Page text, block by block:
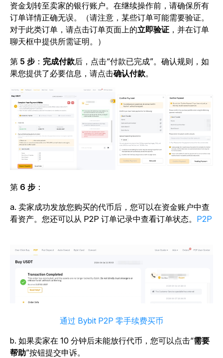
资金划转至卖家的银行账户。在继续操作前，请确保所有
订单详情正确无误。（请注意，某些订单可能需要验证。
对于此类订单，请点击订单页面上的立即验证 ，并在订单
聊天框中提供所需证明。）
第 5 步 ： 完成付款后，点击“付款已完成”。确认规则，如
果您提供了必要信息，请点击确认付款。
第 6 步 ：
a. 卖家成功发放您购买的代币后，您可以在资金账户中查
看资产。 您还可以从 P2P 订单记录中查看订单状态。 P2P
通过 Bybit P2P 零手续费买币
b. 如果卖家在 10 分钟后未能放行代币，您可以点击“需要
帮助”按钮提交申诉。